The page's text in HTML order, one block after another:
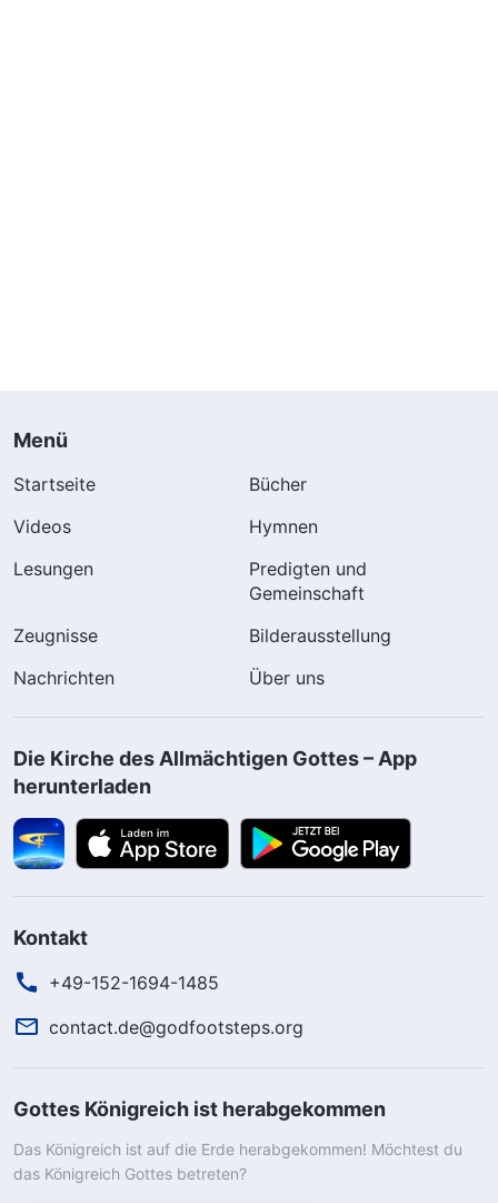
Menü
Startseite
Bücher
Videos
Hymnen
Lesungen
Predigten und
Gemeinschaft
Zeugnisse
Bilderausstellung
Nachrichten
Über uns
Die Kirche des Allmächtigen Gottes – App
herunterladen
Kontakt
+49-152-1694-1485
contact.de@godfootsteps.org
Gottes Königreich ist herabgekommen
Das Königreich ist auf die Erde herabgekommen! Möchtest du
das Königreich Gottes betreten?